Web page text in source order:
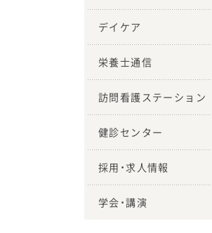
デイケア
栄養士通信
訪問看護ステーション
健診センター
採用・求人情報
学会・講演